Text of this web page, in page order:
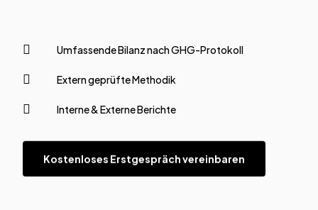
Umfassende Bilanz nach GHG-Protokoll
Extern geprüfte Methodik
Interne & Externe Berichte
Kostenloses Erstgespräch vereinbaren